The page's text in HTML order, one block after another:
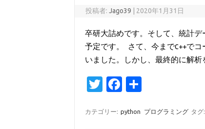
投稿者:Jago39 2020年1月31日
卒研大詰めです。そして、統計
予定です。 さて、今までC++で
いました。しかし、最終的に解
T
it
Fa
e
カテゴリー: python プログラミング タグ: